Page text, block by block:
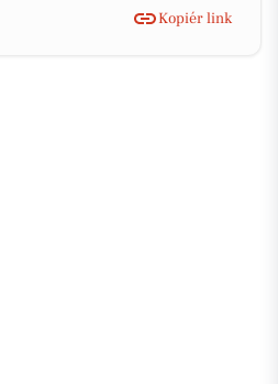
Kopiér link